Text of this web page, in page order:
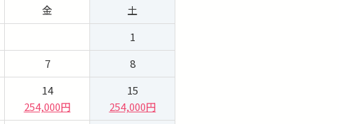
金
土
1
7
8
14
254,000円
15
254,000円